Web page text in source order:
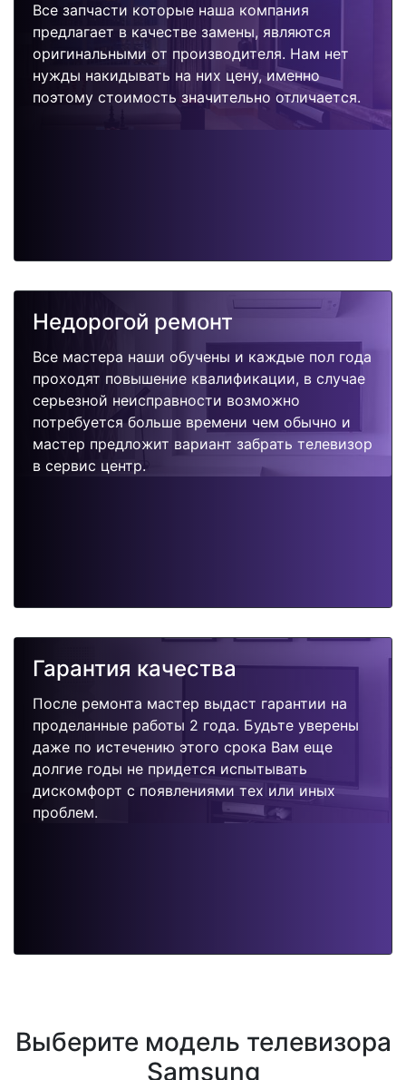
Все запчасти которые наша компания
предлагает в качестве замены, являются
оригинальными от производителя. Нам нет
нужды накидывать на них цену, именно
поэтому стоимость значительно отличается.
Недорогой ремонт
Все мастера наши обучены и каждые пол года
проходят повышение квалификации, в случае
серьезной неисправности возможно
потребуется больше времени чем обычно и
мастер предложит вариант забрать телевизор
в сервис центр.
Гарантия качества
После ремонта мастер выдаст гарантии на
проделанные работы 2 года. Будьте уверены
даже по истечению этого срока Вам еще
долгие годы не придется испытывать
дискомфорт с появлениями тех или иных
проблем.
Выберите модель телевизора
Samsung